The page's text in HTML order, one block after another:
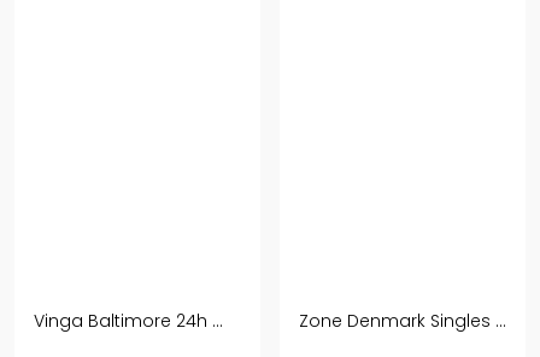
Vinga Baltimore 24h ... Zone Denmark Singles ...